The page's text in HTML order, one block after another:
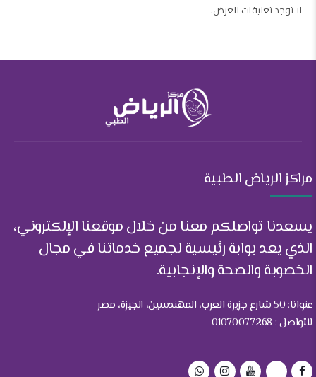
لا توجد تعليقات للعرض.
مراكز الرياض الطبية
يسعدنا تواصلكم معنا من خلال موقعنا الإلكتروني،
الذي يعد بوابة رئيسية لجميع خدماتنا في مجال
الخصوبة والصحة والإنجابية.
عنوانا: 50 شارع جزيرة العرب، المهندسين، الجيزة، مصر
للتواصل : 01070077268